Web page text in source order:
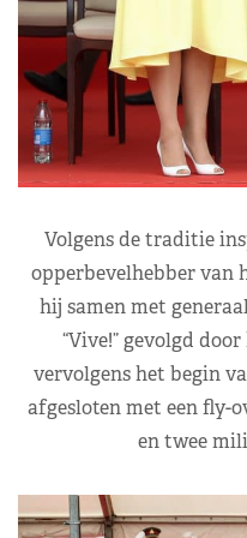
Volgens de traditie
opperbevelhebber van
hij samen met
“Vive!” gevolgd
vervolgens het begin
afgesloten met een fly-
en twee